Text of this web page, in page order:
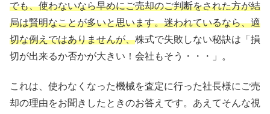
でも、使わないなら早めにご売却のご判断をされた方が結
局は賢明なことが多いと思います。迷われているなら、適
切な例えではありませんが、株式で失敗しない秘訣は「損
切が出来るか否かが大きい！会社もそう・・・」。
これは、使わなくなった機械を査定に行った社長様にご売
却の理由をお聞きしたときのお答えです。あえてそんな視